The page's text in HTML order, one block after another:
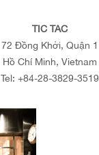
TIC TAC
72 Đồng Khởi, Quận 1
Hồ Chí Minh, Vietnam
Tel: +84-28-3829-3519